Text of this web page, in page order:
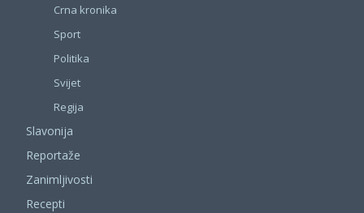
Crna kronika
Sport
Politika
Svijet
Regija
Slavonija
Reportaže
Zanimljivosti
Recepti